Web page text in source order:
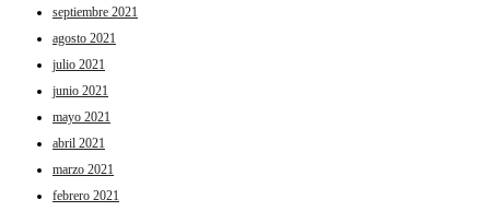
septiembre 2021
agosto 2021
julio 2021
junio 2021
mayo 2021
abril 2021
marzo 2021
febrero 2021